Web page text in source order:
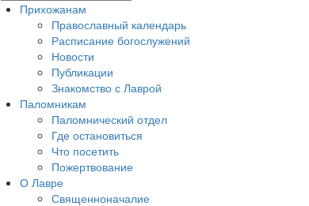
Прихожанам
Православный календарь
Расписание богослужений
Новости
Публикации
Знакомство с Лаврой
Паломникам
Паломнический отдел
Где остановиться
Что посетить
Пожертвование
О Лавре
Священноначалие